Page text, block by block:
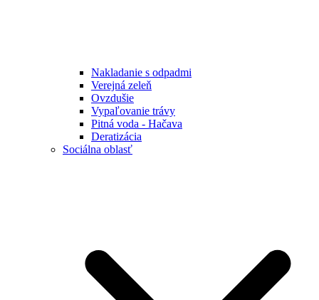
Nakladanie s odpadmi
Verejná zeleň
Ovzdušie
Vypaľovanie trávy
Pitná voda - Hačava
Deratizácia
Sociálna oblasť